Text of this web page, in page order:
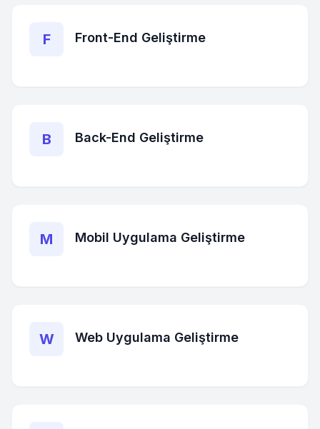
F Front-End Geliştirme
B Back-End Geliştirme
M Mobil Uygulama Geliştirme
W Web Uygulama Geliştirme